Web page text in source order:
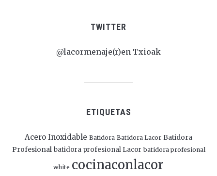
TWITTER
@lacormenaje(r)en Txioak
ETIQUETAS
Acero Inoxidable Batidora Batidora Lacor Batidora
Profesional batidora profesional Lacor batidora profesional
white cocinaconlacor